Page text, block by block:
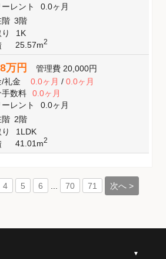
レント
0.0ヶ月
階 3階
1K
25.57m2
万円 管理費 20,000円
/礼金 0.0ヶ月/ 0.0ヶ月
手数料
0.0ヶ月
レント
0.0ヶ月
階 2階
1LDK
41.01m2
4 5 6 70 71 次へ >